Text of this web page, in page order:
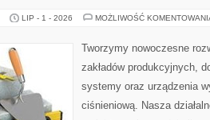
LIP - 1 - 2026 MOŻLIWOŚĆ
Tworzymy nowoczesne
zakładów produkcyjnych,
systemy oraz urządzenia
ciśnieniową. Nasza